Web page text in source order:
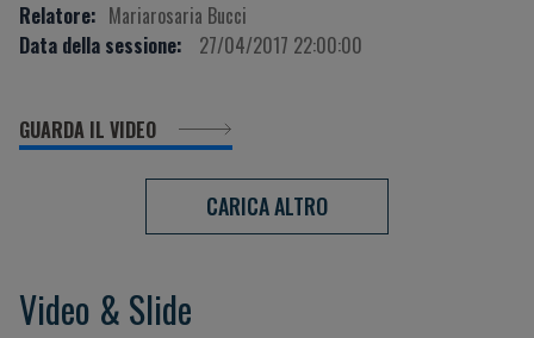
Relatore: Mariarosaria Bucci
Data della sessione:
27/04/2017 22:00:00
GUARDA IL VIDEO
CARICA ALTRO
Video & Slide